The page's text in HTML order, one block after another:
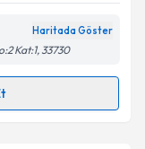
belirtilen
Haritada Göster
Kat:1, 33730